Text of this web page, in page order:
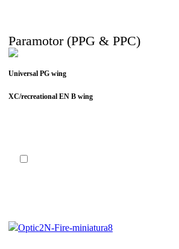
Paramotor (PPG & PPC)
Universal PG wing
XC/recreational EN B wing